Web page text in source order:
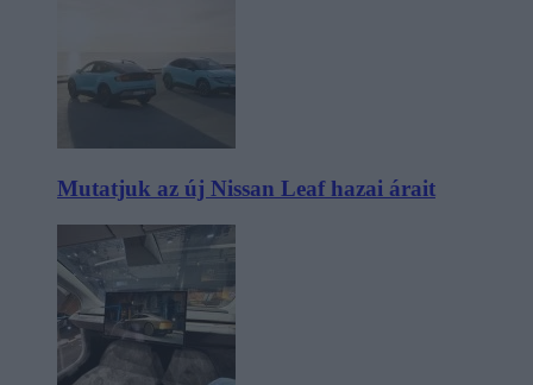
Mutatjuk az új Nissan Leaf hazai árait